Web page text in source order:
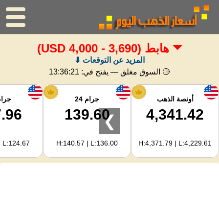
الرئيسية
سعر الذهب
اسعار الفضه
حاسبة الذهب
لمشرفي المواقع
هابط (3,690 - 4,000 USD)
المزيد عن التوقعات ⬇
🔴 السوق مغلق — يفتح في: 13:36:20
أونصة الذهب
4,341.42
H:4,371.79 | L:4,229.61
جرام 24
139.60
H:140.57 | L:136.00
L:124.67
❯